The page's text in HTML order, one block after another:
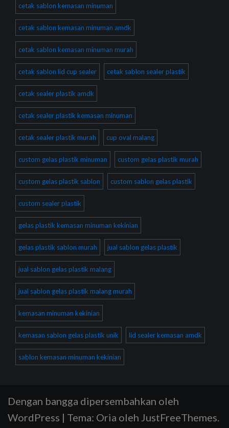
cetak sablon kemasan minuman
cetak sablon kemasan minuman amdk
cetak sablon kemasan minuman murah
cetak sablon lid cup sealer cetak sablon sealer plastik
cetak sealer plastik amdk
cetak sealer plastik kemasan minuman
cetak sealer plastik murah cup oval malang
custom gelas plastik minuman custom gelas plastik murah
custom gelas plastik sablon custom sablon gelas plastik
custom sealer plastik
gelas plastik kemasan minuman kekinian
gelas plastik sablon murah jual sablon gelas plastik
jual sablon gelas plastik malang
jual sablon gelas plastik malang murah
kemasan minuman kekinian
kemasan sablon gelas plastik unik lid sealer kemasan amdk
sablon kemasan minuman kekinian
Dengan bangga dipersembahkan oleh
WordPress | Tema: Oria oleh JustFreeThemes.